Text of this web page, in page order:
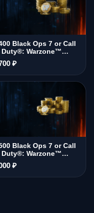
Black Ops 7 or Call
Warzone™
₽
Black Ops 7 or Call
Warzone™
₽